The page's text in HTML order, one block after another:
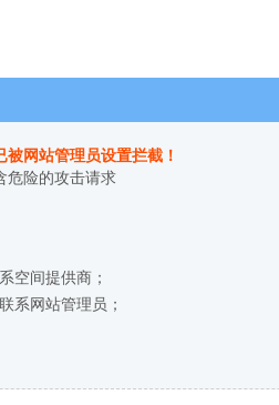
网站管理员设置拦截！
危险的攻击请求
空间提供商；
系网站管理员；